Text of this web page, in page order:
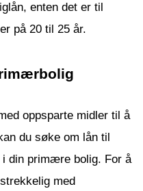
enten det er til
på 20 til 25 år.
oppsparte midler til å
du søke om lån til
din primære bolig. For å
med